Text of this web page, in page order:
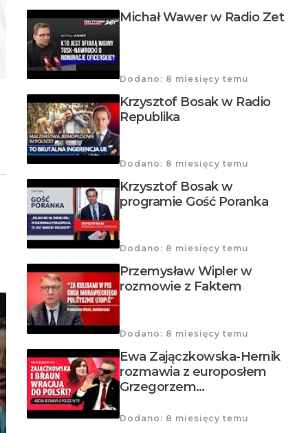
Michał Wawer w Radio Zet
Dodano: 8 miesięcy temu
Krzysztof Bosak w Radio
Republika
Dodano: 8 miesięcy temu
Krzysztof Bosak w
programie Gość Poranka
Dodano: 8 miesięcy temu
Przemysław Wipler w
rozmowie z Faktem
Dodano: 8 miesięcy temu
Ewa Zajączkowska-Hernik
rozmawia z europosłem
Grzegorzem…
Dodano: 8 miesięcy temu